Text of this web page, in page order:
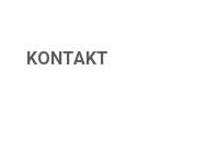
KONTAKT